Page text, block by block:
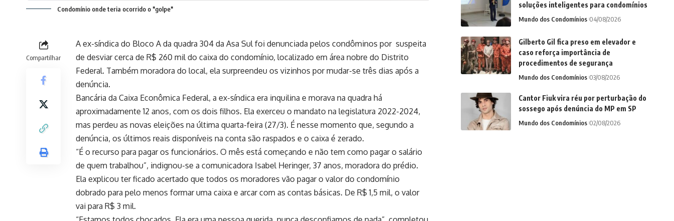
Condomínio onde teria ocorrido o "golpe"
Compartilhar
A ex-síndica do Bloco A da quadra 304 da Asa Sul foi denunciada pelos condôminos por suspeita
de desviar cerca de R$ 260 mil do caixa do condomínio, localizado em área nobre do Distrito
Federal. Também moradora do local, ela surpreendeu os vizinhos por mudar-se três dias após a
denúncia.
Bancária da Caixa Econômica Federal, a ex-síndica era inquilina e morava na quadra há
aproximadamente 12 anos, com os dois filhos. Ela exerceu o mandato na legislatura 2022-2024,
mas perdeu as novas eleições na última quarta-feira (27/3). É nesse momento que, segundo a
denúncia, os últimos reais disponíveis na conta são raspados e o caixa é zerado.
“É o recurso para pagar os funcionários. O mês está começando e não tem como pagar o salário
de quem trabalhou”, indignou-se a comunicadora Isabel Heringer, 37 anos, moradora do prédio.
Ela explicou ter ficado acertado que todos os moradores vão pagar o valor do condomínio
dobrado para pelo menos formar uma caixa e arcar com as contas básicas. De R$ 1,5 mil, o valor
vai para R$ 3 mil.
soluções inteligentes para condomínios
Mundo dos Condomínios 04/08/2026
Gilberto Gil fica preso em elevador e
caso reforça importância de
procedimentos de segurança
Mundo dos Condomínios 03/08/2026
Cantor Fiuk vira réu por perturbação do
sossego após denúncia do MP em SP
Mundo dos Condomínios 02/08/2026